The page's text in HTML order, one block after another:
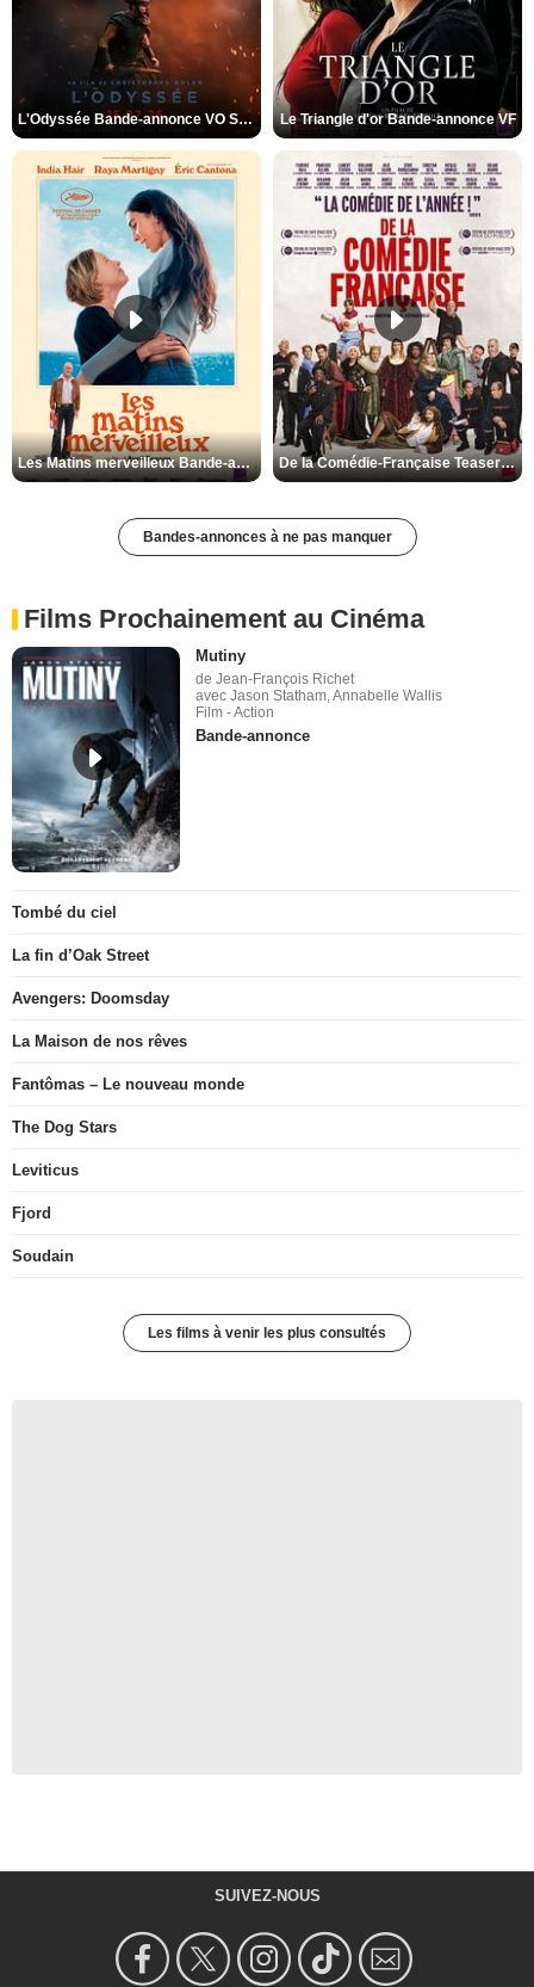
L'Odyssée Bande-annonce VO STFR Le Triangle d'or Bande-annonce VF
Les Matins merveilleux Bande-annonce VF De la Comédie-Française Teaser VF
Bandes-annonces à ne pas manquer
Films Prochainement au Cinéma
Mutiny
de Jean-François Richet
avec Jason Statham, Annabelle Wallis
Film - Action
Bande-annonce
Tombé du ciel
La fin d’Oak Street
Avengers: Doomsday
La Maison de nos rêves
Fantômas – Le nouveau monde
The Dog Stars
Leviticus
Fjord
Soudain
Les films à venir les plus consultés
SUIVEZ-NOUS